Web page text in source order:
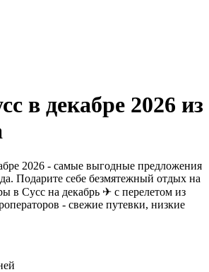
в декабре 2026 из
2026 - самые выгодные предложения
Подарите себе безмятежный отдых на
в Сусс на декабрь ✈ с перелетом из
- свежие путевки, низкие